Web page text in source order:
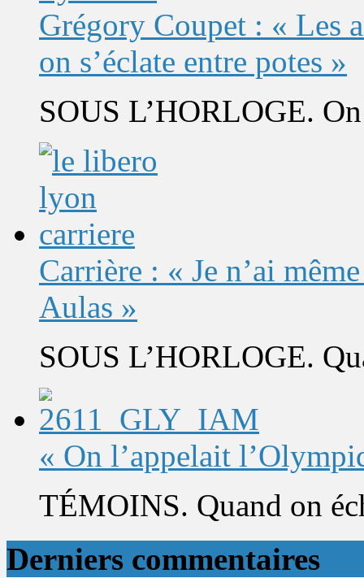
Grégory Coupet : « Les
on s’éclate entre potes »
SOUS L’HORLOGE.
Carrière : « Je n’ai
Aulas »
SOUS L’HORLOGE.
« On l’appelait
TÉMOINS. Quand on
Derniers commentaires